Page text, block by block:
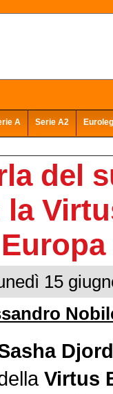
A Serie A2
del
15
Virtus